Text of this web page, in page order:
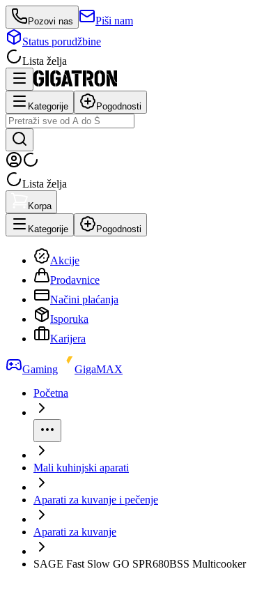
Pozovi nas
Piši nam
Status porudžbine
Lista želja
Kategorije Pogodnosti
Lista želja
Korpa
Kategorije Pogodnosti
Akcije
Prodavnice
Načini plaćanja
Isporuka
Karijera
Gaming
GigaMAX
Početna
Mali kuhinjski aparati
Aparati za kuvanje i pečenje
Aparati za kuvanje
SAGE Fast Slow GO SPR680BSS Multicooker